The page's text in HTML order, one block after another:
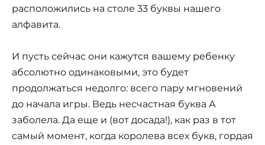
расположились на столе 33 буквы нашего
алфавита.
И пусть сейчас они кажутся вашему ребенку
абсолютно одинаковыми, это будет
продолжаться недолго: всего пару мгновений
до начала игры. Ведь несчастная буква А
заболела. Да еще и (вот досада!), как раз в тот
самый момент, когда королева всех букв, гордая